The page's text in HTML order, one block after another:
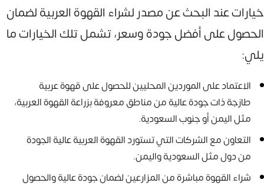
خيارات عند البحث عن مصدر لشراء القهوة العربية لضمان
الحصول على أفضل جودة وسعر، تشمل تلك الخيارات ما
يلي:
الاعتماد على الموردين المحليين للحصول على قهوة عربية
طازجة ذات جودة عالية من مناطق معروفة بزراعة القهوة العربية،
مثل اليمن أو جنوب السعودية.
التعاون مع الشركات التي تستورد القهوة العربية عالية الجودة
من دول مثل السعودية واليمن.
شراء القهوة مباشرة من المزارعين لضمان جودة عالية والحصول